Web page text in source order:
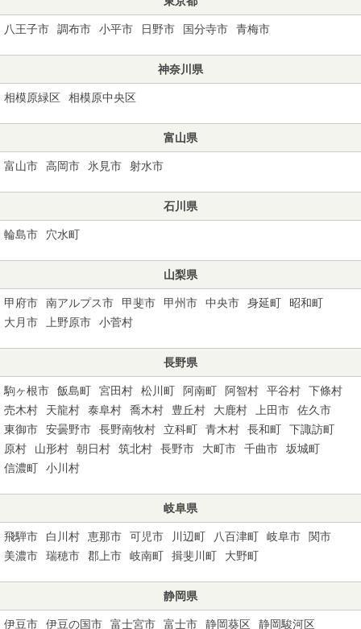
八王子市 調布市 小平市 日野市 国分寺市 青梅市
神奈川県
相模原緑区 相模原中央区
富山県
富山市 高岡市 氷見市 射水市
石川県
輪島市 穴水町
山梨県
甲府市 南アルプス市 甲斐市 甲州市 中央市 身延町
昭和町
大月市
上野原市 小菅村
長野県
駒ヶ根市 飯島町 宮田村 松川町 阿南町 阿智村 平谷村
下條村
売木村
天龍村 泰阜村 喬木村 豊丘村 大鹿村 上田市
佐久市
東御市
安曇野市 長野南牧村 立科町 青木村 長和町
下諏訪町
原村
山形村 朝日村 筑北村 長野市 大町市 千曲市
坂城町
信濃町
小川村
岐阜県
飛騨市 白川村 恵那市 可児市 川辺町 八百津町 岐阜市
関市
美濃市
瑞穂市 郡上市 岐南町 揖斐川町 大野町
静岡県
伊豆市 伊豆の国市 富士宮市 富士市 静岡葵区 静岡駿河区